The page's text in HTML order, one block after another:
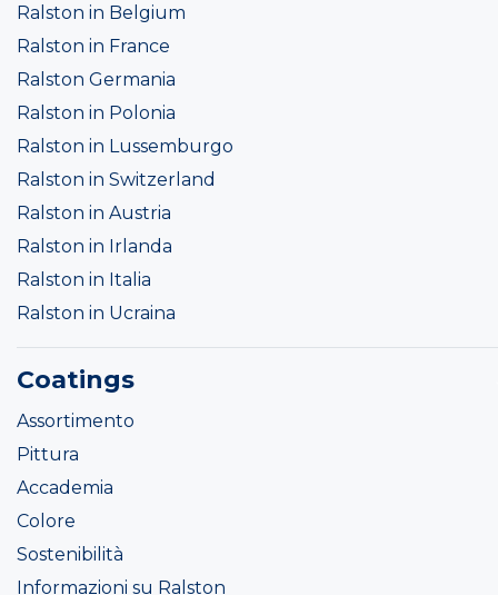
Ralston in Belgium
Ralston in France
Ralston Germania
Ralston in Polonia
Ralston in Lussemburgo
Ralston in Switzerland
Ralston in Austria
Ralston in Irlanda
Ralston in Italia
Ralston in Ucraina
Coatings
Assortimento
Pittura
Accademia
Colore
Sostenibilità
Informazioni su Ralston